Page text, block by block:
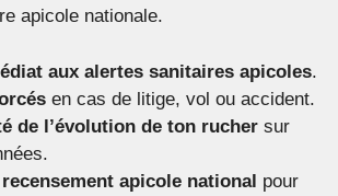
apicole nationale.
aux alertes sanitaires apicoles.
en cas de litige, vol ou accident.
de l’évolution de ton rucher sur
apicole national pour